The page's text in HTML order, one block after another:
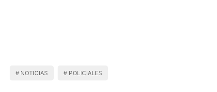
NOTICIAS POLICIALES